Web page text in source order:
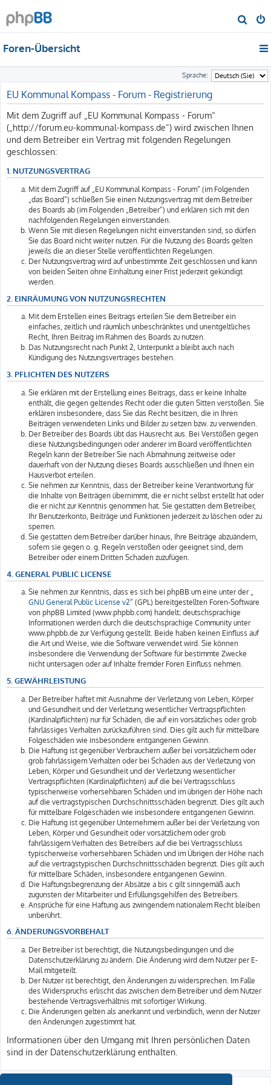
u
e
Foren-Übersicht
Sprache:
EU Kommunal Kompass - Forum - Registrierung
Mit dem Zugriff auf „EU Kommunal Kompass - Forum“
(„http://forum.eu-kommunal-kompass.de“) wird zwischen Ihnen
und dem Betreiber ein Vertrag mit folgenden Regelungen
geschlossen:
1. NUTZUNGSVERTRAG
Mit dem Zugriff auf „EU Kommunal Kompass - Forum“ (im Folgenden
„das Board“) schließen Sie einen Nutzungsvertrag mit dem Betreiber
des Boards ab (im Folgenden „Betreiber“) und erklären sich mit den
nachfolgenden Regelungen einverstanden.
Wenn Sie mit diesen Regelungen nicht einverstanden sind, so dürfen
Sie das Board nicht weiter nutzen. Für die Nutzung des Boards gelten
jeweils die an dieser Stelle veröffentlichten Regelungen.
Der Nutzungsvertrag wird auf unbestimmte Zeit geschlossen und kann
von beiden Seiten ohne Einhaltung einer Frist jederzeit gekündigt
werden.
2. EINRÄUMUNG VON NUTZUNGSRECHTEN
Mit dem Erstellen eines Beitrags erteilen Sie dem Betreiber ein
einfaches, zeitlich und räumlich unbeschränktes und unentgeltliches
Recht, Ihren Beitrag im Rahmen des Boards zu nutzen.
Das Nutzungsrecht nach Punkt 2, Unterpunkt a bleibt auch nach
Kündigung des Nutzungsvertrages bestehen.
3. PFLICHTEN DES NUTZERS
Sie erklären mit der Erstellung eines Beitrags, dass er keine Inhalte
enthält, die gegen geltendes Recht oder die guten Sitten verstoßen. Sie
erklären insbesondere, dass Sie das Recht besitzen, die in Ihren
Beiträgen verwendeten Links und Bilder zu setzen bzw. zu verwenden.
Der Betreiber des Boards übt das Hausrecht aus. Bei Verstößen gegen
diese Nutzungsbedingungen oder anderer im Board veröffentlichten
Regeln kann der Betreiber Sie nach Abmahnung zeitweise oder
dauerhaft von der Nutzung dieses Boards ausschließen und Ihnen ein
Hausverbot erteilen.
Sie nehmen zur Kenntnis, dass der Betreiber keine Verantwortung für
die Inhalte von Beiträgen übernimmt, die er nicht selbst erstellt hat oder
die er nicht zur Kenntnis genommen hat. Sie gestatten dem Betreiber,
Ihr Benutzerkonto, Beiträge und Funktionen jederzeit zu löschen oder zu
sperren.
Sie gestatten dem Betreiber darüber hinaus, Ihre Beiträge abzuändern,
sofern sie gegen o. g. Regeln verstoßen oder geeignet sind, dem
Betreiber oder einem Dritten Schaden zuzufügen.
4. GENERAL PUBLIC LICENSE
Sie nehmen zur Kenntnis, dass es sich bei phpBB um eine unter der „
GNU General Public License v2“ (GPL) bereitgestellten Foren-Software
von phpBB Limited (www.phpbb.com) handelt; deutschsprachige
Informationen werden durch die deutschsprachige Community unter
www.phpbb.de zur Verfügung gestellt. Beide haben keinen Einfluss auf
die Art und Weise, wie die Software verwendet wird. Sie können
insbesondere die Verwendung der Software für bestimmte Zwecke
nicht untersagen oder auf Inhalte fremder Foren Einfluss nehmen.
5. GEWÄHRLEISTUNG
Der Betreiber haftet mit Ausnahme der Verletzung von Leben, Körper
und Gesundheit und der Verletzung wesentlicher Vertragspflichten
(Kardinalpflichten) nur für Schäden, die auf ein vorsätzliches oder grob
fahrlässiges Verhalten zurückzuführen sind. Dies gilt auch für mittelbare
Folgeschäden wie insbesondere entgangenen Gewinn.
Die Haftung ist gegenüber Verbrauchern außer bei vorsätzlichem oder
grob fahrlässigem Verhalten oder bei Schäden aus der Verletzung von
Leben, Körper und Gesundheit und der Verletzung wesentlicher
Vertragspflichten (Kardinalpflichten) auf die bei Vertragsschluss
typischerweise vorhersehbaren Schäden und im übrigen der Höhe nach
auf die vertragstypischen Durchschnittsschäden begrenzt. Dies gilt auch
für mittelbare Folgeschäden wie insbesondere entgangenen Gewinn.
Die Haftung ist gegenüber Unternehmern außer bei der Verletzung von
Leben, Körper und Gesundheit oder vorsätzlichem oder grob
fahrlässigem Verhalten des Betreibers auf die bei Vertragsschluss
typischerweise vorhersehbaren Schäden und im Übrigen der Höhe nach
auf die vertragstypischen Durchschnittsschäden begrenzt. Dies gilt auch
für mittelbare Schäden, insbesondere entgangenen Gewinn.
Die Haftungsbegrenzung der Absätze a bis c gilt sinngemäß auch
zugunsten der Mitarbeiter und Erfüllungsgehilfen des Betreibers.
Ansprüche für eine Haftung aus zwingendem nationalem Recht bleiben
unberührt.
6. ÄNDERUNGSVORBEHALT
Der Betreiber ist berechtigt, die Nutzungsbedingungen und die
Datenschutzerklärung zu ändern. Die Änderung wird dem Nutzer per E-
Mail mitgeteilt.
Der Nutzer ist berechtigt, den Änderungen zu widersprechen. Im Falle
des Widerspruchs erlischt das zwischen dem Betreiber und dem Nutzer
bestehende Vertragsverhältnis mit sofortiger Wirkung.
Die Änderungen gelten als anerkannt und verbindlich, wenn der Nutzer
den Änderungen zugestimmt hat.
Informationen über den Umgang mit Ihren persönlichen Daten
sind in der Datenschutzerklärung enthalten.